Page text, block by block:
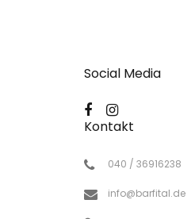
Social Media
Kontakt
040 / 36916238
info@barfital.de